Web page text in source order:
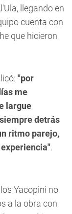
llegando en
cuenta con
que hicieron
"por
me
largue
detrás
ritmo parejo,
.
Yacopini no
a la obra con